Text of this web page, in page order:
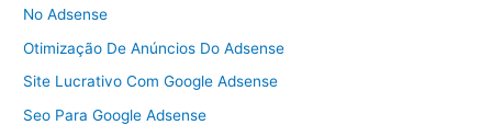
No Adsense
Otimização De Anúncios Do Adsense
Site Lucrativo Com Google Adsense
Seo Para Google Adsense